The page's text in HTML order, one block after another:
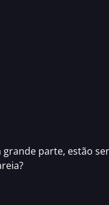
grande parte, estão